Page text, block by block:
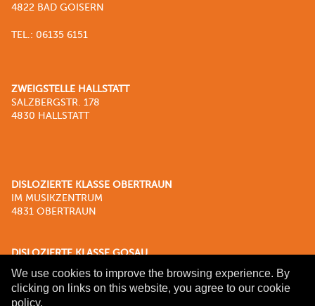
4822 BAD GOISERN
TEL.: 06135 6151
ZWEIGSTELLE HALLSTATT
SALZBERGSTR. 178
4830 HALLSTATT
DISLOZIERTE KLASSE OBERTRAUN
IM MUSIKZENTRUM
4831 OBERTRAUN
DISLOZIERTE KLASSE GOSAU
IM KULTURZENTRUM
SCHULSTRASSE 18
4824 GOSAU
We use cookies to improve the browsing experience. By
clicking on links on this website, you agree to our cookie
policy.